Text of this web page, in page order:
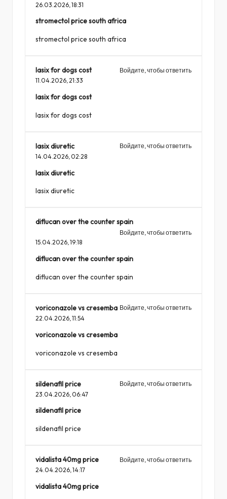
26.03.2026, 18:31
stromectol price south africa
stromectol price south africa
lasix for dogs cost
Войдите, чтобы ответить
11.04.2026,21:33
lasix for dogs cost
lasix for dogs cost
lasix diuretic
Войдите, чтобы ответить
14.04.2026, 02:28
lasix diuretic
lasix diuretic
diflucan over the counter spain
Войдите, чтобы ответить
15.04.2026,19:18
diflucan over the counter spain
diflucan over the counter spain
voriconazole vs cresemba Войдите, чтобы ответить
22.04.2026, 11:54
voriconazole vs cresemba
voriconazole vs cresemba
sildenafil price
Войдите, чтобы ответить
23.04.2026, 06:47
sildenafil price
sildenafil price
vidalista 40mg price
Войдите, чтобы ответить
24.04.2026,14:17
vidalista 40mg price